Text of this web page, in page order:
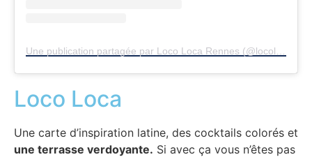
Loco Loca
Une carte d’inspiration latine, des cocktails colorés et
une terrasse verdoyante. Si avec ça vous n’êtes pas